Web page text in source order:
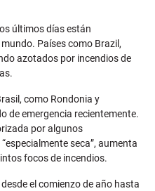
últimos días están
Países como Brazil,
azotados por incendios de
como Rondonia y
de emergencia recientemente.
por algunos
seca”, aumenta
focos de incendios.
el comienzo de año hasta